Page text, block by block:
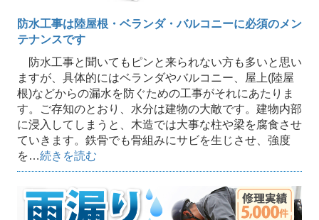
防水工事は陸屋根・ベランダ・バルコニーに必須のメン
テナンスです
防水工事と聞いてもピンと来られない方も多いと思い
ますが、具体的にはベランダやバルコニー、屋上(陸屋
根)などからの漏水を防ぐための工事がそれにあたりま
す。ご存知のとおり、水分は建物の大敵です。建物内部
に浸入してしまうと、木造では大事な柱や梁を腐食させ
ていきます。鉄骨でも骨組みにサビを生じさせ、強度
を…続きを読む